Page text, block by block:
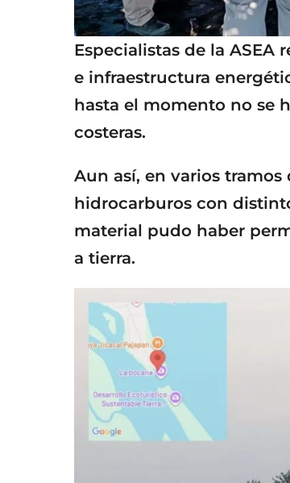
Especialistas de la
e infraestructura
hasta el momento no se
costeras.
Aun así, en varios
hidrocarburos con
material pudo haber
a tierra.